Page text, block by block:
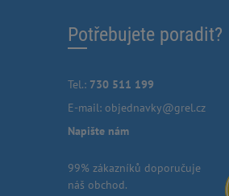
Potřebujete poradit?
Tel.: 730 511 199
E-mail: objednavky@grel.cz
Napište nám
99% zákazníků doporučuje
náš obchod.